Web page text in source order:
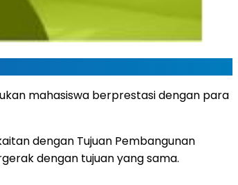
mahasiswa berprestasi dengan para
dengan Tujuan Pembangunan
dengan tujuan yang sama.